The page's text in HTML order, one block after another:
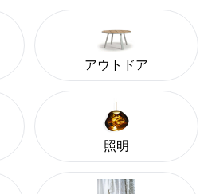
アウトドア
照明